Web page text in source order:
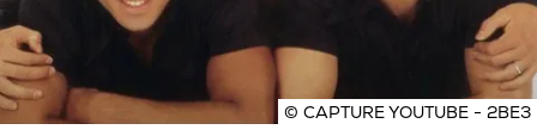
© CAPTURE YOUTUBE - 2BE3